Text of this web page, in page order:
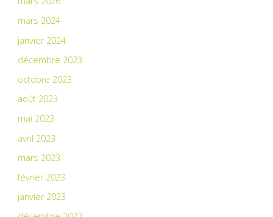
mars 2024
janvier 2024
décembre 2023
octobre 2023
août 2023
mai 2023
avril 2023
mars 2023
février 2023
janvier 2023